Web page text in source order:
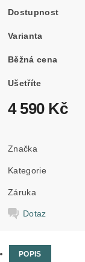
Dostupnost
Varianta
Běžná cena
Ušetříte
4 590 Kč
Značka
Kategorie
Záruka
Dotaz
POPIS